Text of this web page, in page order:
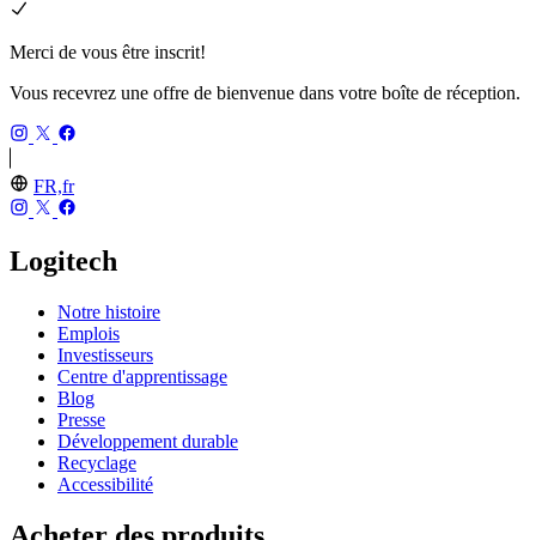
Merci de vous être inscrit!
Vous recevrez une offre de bienvenue dans votre boîte de réception.
FR,fr
Logitech
Notre histoire
Emplois
Investisseurs
Centre d'apprentissage
Blog
Presse
Développement durable
Recyclage
Accessibilité